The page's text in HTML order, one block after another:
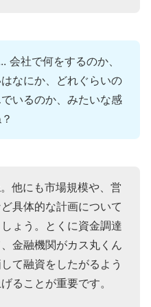
会社で何をするのか、
なにか、どれぐらいの
いるのか、みたいな感
他にも市場規模や、営
具体的な計画について
ょう。とくに資金調達
金融機関がカス丸くん
て融資をしたがるよう
ることが重要です。